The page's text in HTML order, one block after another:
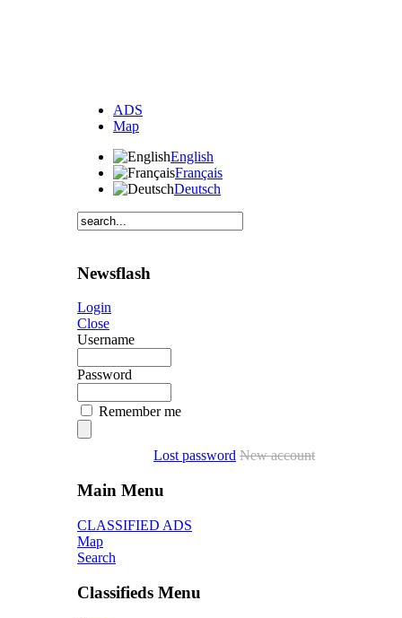
ADS
Map
English
Français
Deutsch
Newsflash
Login
Close
Username
Password
Remember me
Lost password New account
Main Menu
CLASSIFIED ADS
Map
Search
Classifieds Menu